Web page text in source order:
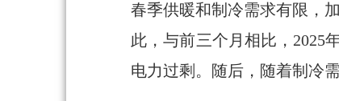
春季供暖和制冷需求有限，
此，与前三个月相比，2025
电力过剩。随后，随着制冷